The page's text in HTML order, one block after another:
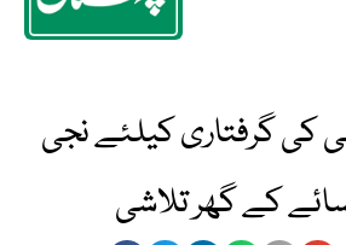
کی گرفتاری کیلئے نجی
کے گھر تلاشی